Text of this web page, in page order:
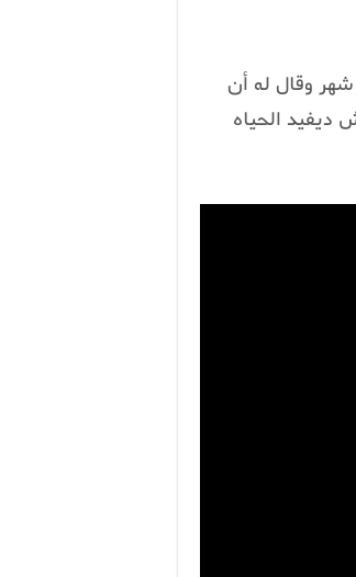
وقام ديفيد بزياره الطبيب الذي قال له انه سيموت في غضون 29 شهر وقال له أن
الحياه